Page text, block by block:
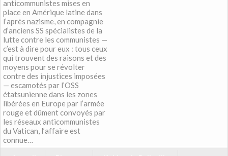
anticommunistes mises en
place en Amérique latine dans
l’après nazisme, en compagnie
d’anciens SS spécialistes de la
lutte contre les communistes —
c’est à dire pour eux : tous ceux
qui trouvent des raisons et des
moyens pour se révolter
contre des injustices imposées
— escamotés par l’OSS
étatsunienne dans les zones
libérées en Europe par l’armée
rouge et dûment convoyés par
les réseaux anticommunistes
du Vatican, l’affaire est
connue…